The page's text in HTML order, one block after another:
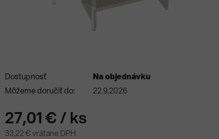
Dostupnosť
Na objednávku
Môžeme doručiť do:
22.9.2026
27,01 €/ ks
33,22 € vrátane DPH